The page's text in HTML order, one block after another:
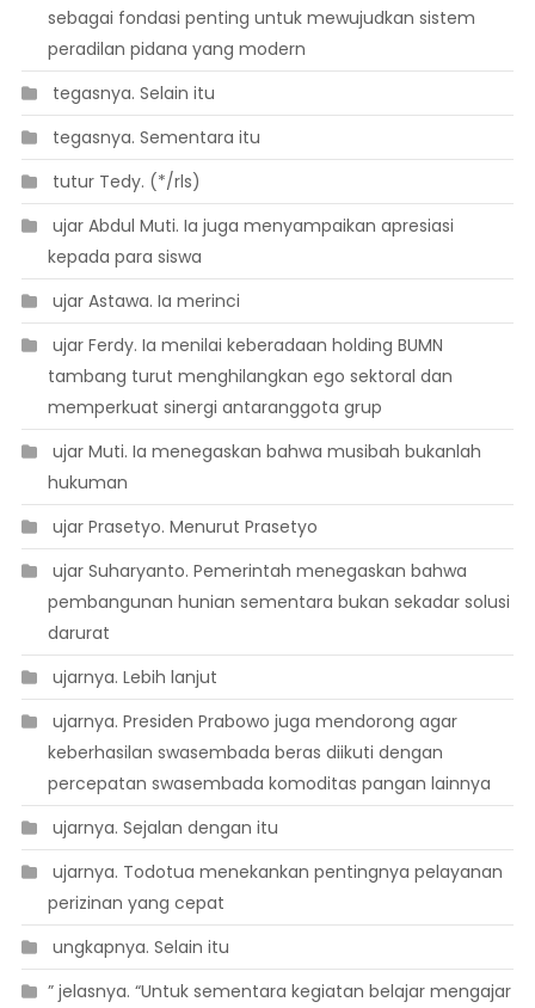
sebagai fondasi penting untuk mewujudkan sistem
peradilan pidana yang modern
 tegasnya. Selain itu
 tegasnya. Sementara itu
 tutur Tedy. (*/rls)
 ujar Abdul Muti. Ia juga menyampaikan apresiasi
kepada para siswa
 ujar Astawa. Ia merinci
 ujar Ferdy. Ia menilai keberadaan holding BUMN
tambang turut menghilangkan ego sektoral dan
memperkuat sinergi antaranggota grup
 ujar Muti. Ia menegaskan bahwa musibah bukanlah
hukuman
 ujar Prasetyo. Menurut Prasetyo
 ujar Suharyanto. Pemerintah menegaskan bahwa
pembangunan hunian sementara bukan sekadar solusi
darurat
 ujarnya. Lebih lanjut
 ujarnya. Presiden Prabowo juga mendorong agar
keberhasilan swasembada beras diikuti dengan
percepatan swasembada komoditas pangan lainnya
 ujarnya. Sejalan dengan itu
 ujarnya. Todotua menekankan pentingnya pelayanan
perizinan yang cepat
 ungkapnya. Selain itu
” jelasnya. “Untuk sementara kegiatan belajar mengajar